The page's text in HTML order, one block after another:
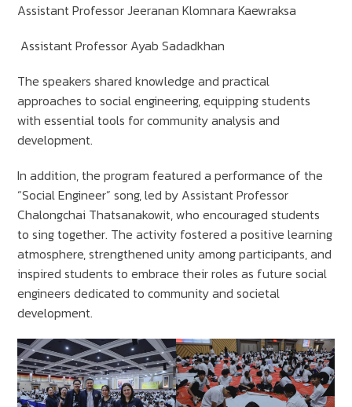
Assistant Professor Jeeranan Klomnara Kaewraksa
Assistant Professor Ayab Sadadkhan
The speakers shared knowledge and practical
approaches to social engineering, equipping students
with essential tools for community analysis and
development.
In addition, the program featured a performance of the
“Social Engineer” song, led by Assistant Professor
Chalongchai Thatsanakowit, who encouraged students
to sing together. The activity fostered a positive learning
atmosphere, strengthened unity among participants, and
inspired students to embrace their roles as future social
engineers dedicated to community and societal
development.